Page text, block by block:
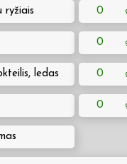
ryžiais 0
0
ledas 0
0